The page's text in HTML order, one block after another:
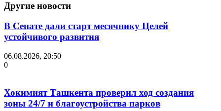
Другие новости
В Сенате дали старт месячнику Целей
устойчивого развития
06.08.2026, 20:50
0
Хокимият Ташкента проверил ход создания
зоны 24/7 и благоустройства парков